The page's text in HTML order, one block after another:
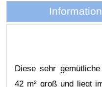
Diese sehr
42 m² groß und liegt